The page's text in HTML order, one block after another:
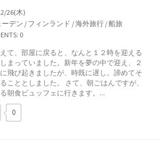
26(木)
ーデン / フィンランド /海外旅行 /船旅
0
て、部屋に戻ると、なんと１２時を迎える
まっていました。新年を夢の中で迎え、２
飛び起きましたが、時既に遅し。諦めてそ
こととしました。 さて、朝ごはんですが、
朝食ビュッフェに行きます。...
0